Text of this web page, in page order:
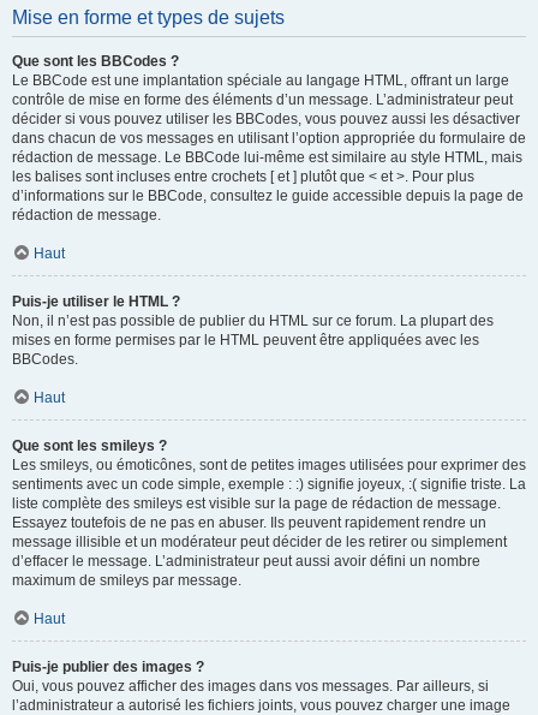
Mise en forme et types de sujets
Que sont les BBCodes ?
Le BBCode est une implantation spéciale au langage HTML, offrant un large
contrôle de mise en forme des éléments d’un message. L’administrateur peut
décider si vous pouvez utiliser les BBCodes, vous pouvez aussi les désactiver
dans chacun de vos messages en utilisant l’option appropriée du formulaire de
rédaction de message. Le BBCode lui-même est similaire au style HTML, mais
les balises sont incluses entre crochets [ et ] plutôt que < et >. Pour plus
d’informations sur le BBCode, consultez le guide accessible depuis la page de
rédaction de message.
Haut
Puis-je utiliser le HTML ?
Non, il n’est pas possible de publier du HTML sur ce forum. La plupart des
mises en forme permises par le HTML peuvent être appliquées avec les
BBCodes.
Haut
Que sont les smileys ?
Les smileys, ou émoticônes, sont de petites images utilisées pour exprimer des
sentiments avec un code simple, exemple : :) signifie joyeux, :( signifie triste. La
liste complète des smileys est visible sur la page de rédaction de message.
Essayez toutefois de ne pas en abuser. Ils peuvent rapidement rendre un
message illisible et un modérateur peut décider de les retirer ou simplement
d’effacer le message. L’administrateur peut aussi avoir défini un nombre
maximum de smileys par message.
Haut
Puis-je publier des images ?
Oui, vous pouvez afficher des images dans vos messages. Par ailleurs, si
l’administrateur a autorisé les fichiers joints, vous pouvez charger une image